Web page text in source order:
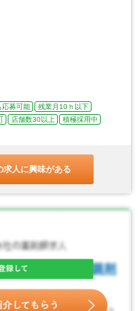
応募可能
残業月10ｈ以下
店舗数30以上
積極採用中
求人に興味がある